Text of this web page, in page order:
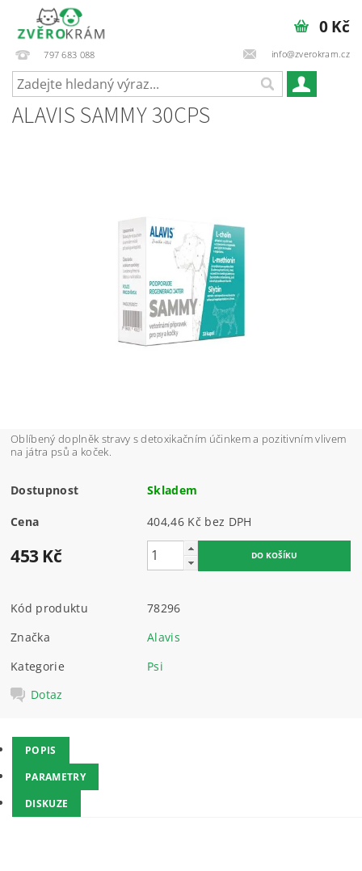
797 683 088 info@zverokram.cz
0 Kč
ALAVIS SAMMY 30CPS
Oblíbený doplněk stravy s detoxikačním účinkem a pozitivním vlivem
na játra psů a koček.
Dostupnost Skladem
Cena 404,46 Kč bez DPH
453 Kč
Kód produktu
78296
Značka
Alavis
Kategorie
Psi
Dotaz
POPIS
PARAMETRY
DISKUZE